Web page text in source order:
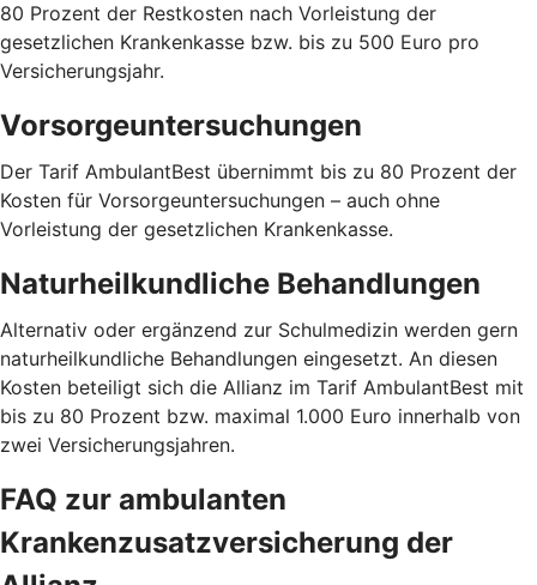
80 Prozent der Restkosten nach Vorleistung der
gesetzlichen Krankenkasse bzw. bis zu 500 Euro pro
Versicherungsjahr.
Vorsorgeuntersuchungen
Der Tarif AmbulantBest übernimmt bis zu 80 Prozent der
Kosten für Vorsorgeuntersuchungen – auch ohne
Vorleistung der gesetzlichen Krankenkasse.
Naturheilkundliche Behandlungen
Alternativ oder ergänzend zur Schulmedizin werden gern
naturheilkundliche Behandlungen eingesetzt. An diesen
Kosten beteiligt sich die Allianz im Tarif AmbulantBest mit
bis zu 80 Prozent bzw. maximal 1.000 Euro innerhalb von
zwei Versicherungsjahren.
FAQ zur ambulanten
Krankenzusatzversicherung der